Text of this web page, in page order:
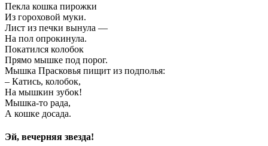
Пекла кошка пирожки
Из гороховой муки.
Лист из печки вынула —
На пол опрокинула.
Покатился колобок
Прямо мышке под порог.
Мышка Прасковья пищит из подполья:
– Катись, колобок,
На мышкин зубок!
Мышка-то рада,
А кошке досада.
Эй, вечерняя звезда!